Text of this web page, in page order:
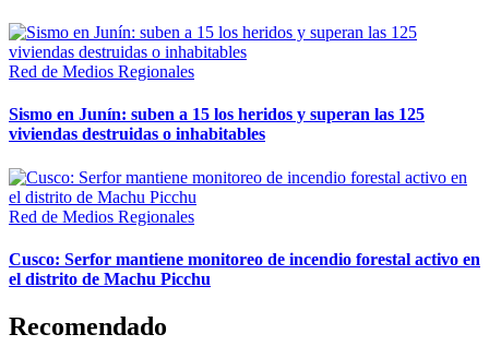
Red de Medios Regionales
Sismo en Junín: suben a 15 los heridos y superan las 125
viviendas destruidas o inhabitables
Red de Medios Regionales
Cusco: Serfor mantiene monitoreo de incendio forestal activo en
el distrito de Machu Picchu
Recomendado